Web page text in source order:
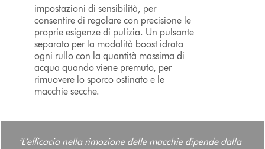
impostazioni di sensibilità, per
consentire di regolare con precisione le
proprie esigenze di pulizia. Un pulsante
separato per la modalità boost idrata
ogni rullo con la quantità massima di
acqua quando viene premuto, per
rimuovere lo sporco ostinato e le
macchie secche.
"L’efficacia nella rimozione delle macchie dipende dalla